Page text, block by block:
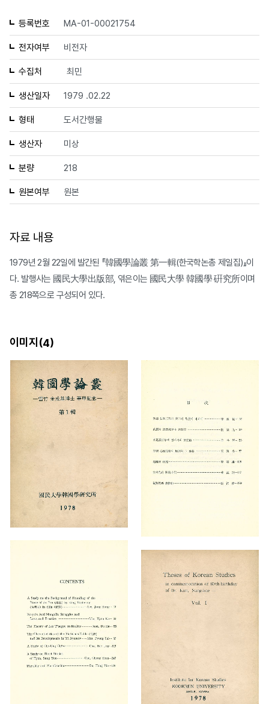
등록번호 MA-01-00021754
전자여부 비전자
수집처 최민
생산일자 1979 .02.22
형태 도서간행물
생산자 미상
분량 218
원본여부 원본
자료 내용
1979년 2월 22일에 발간된 『韓國學論叢 第一輯(한국학논총 제일집)』이
다. 발행사는 國民大學出版部, 엮은이는 國民大學 韓國學 硏究所이며
총 218쪽으로 구성되어 있다.
이미지(4)